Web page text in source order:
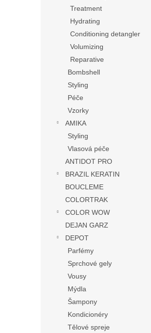
Treatment
Hydrating
Conditioning detangler
Volumizing
Reparative
Bombshell
Styling
Péče
Vzorky
AMIKA
Styling
Vlasová péče
ANTIDOT PRO
BRAZIL KERATIN
BOUCLEME
COLORTRAK
COLOR WOW
DEJAN GARZ
DEPOT
Parfémy
Sprchové gely
Vousy
Mýdla
Šampony
Kondicionéry
Tělové spreje